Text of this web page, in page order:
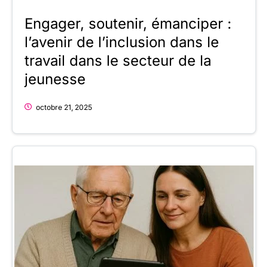
Engager, soutenir, émanciper :
l’avenir de l’inclusion dans le
travail dans le secteur de la
jeunesse
octobre 21, 2025